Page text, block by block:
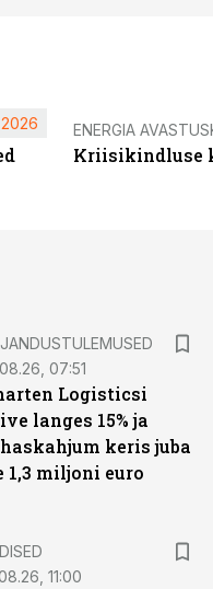
ENERGIA
Kriisikindluse
07:51
Logisticsi
langes 15% ja
keris juba
1,3 miljoni euro
11:00